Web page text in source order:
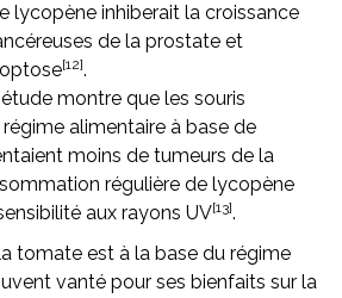
lycopène inhiberait la croissance
de la prostate et
[12].
montre que les souris
alimentaire à base de
moins de tumeurs de la
régulière de lycopène
aux rayons UV[13].
tomate est à la base du régime
vanté pour ses bienfaits sur la